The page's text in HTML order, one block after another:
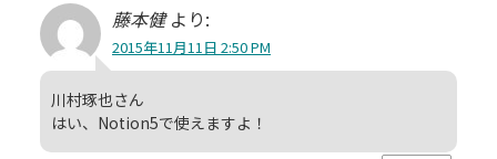
藤本健 より:
2015年11月11日 2:50 PM
川村琢也さん
はい、Notion5で使えますよ！